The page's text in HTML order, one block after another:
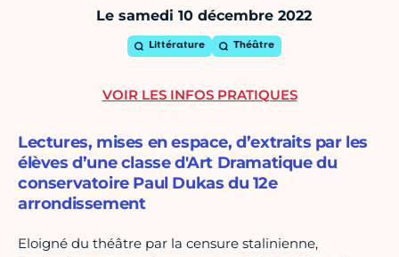
Le samedi 10 décembre 2022
Littérature Théâtre
Lectures, mises en espace, d’extraits par les
élèves d’une classe d'Art Dramatique du
conservatoire Paul Dukas du 12e
arrondissement
Eloigné du théâtre par la censure stalinienne,
VOIR LES INFOS PRATIQUES